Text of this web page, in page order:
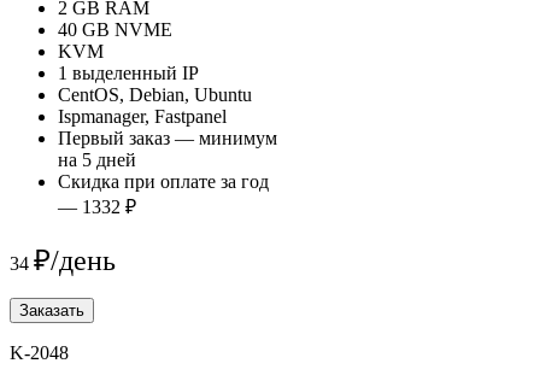
2 GB RAM
40 GB NVME
KVM
1 выделенный IP
CentOS, Debian, Ubuntu
Ispmanager, Fastpanel
Первый заказ — минимум
на 5 дней
Скидка при оплате за год
— 1332 ₽
34 ₽/день
Заказать
K-2048